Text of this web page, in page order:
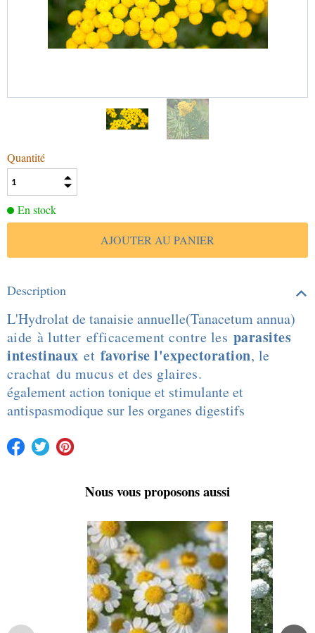
Quantité
En stock
Description
L'Hydrolat de tanaisie annuelle(Tanacetum annua)
aide à lutter efficacement contre les parasites
intestinaux et favorise l'expectoration, le
crachat du mucus et des glaires.
également action tonique et stimulante et
antispasmodique sur les organes digestifs
Nous vous proposons aussi